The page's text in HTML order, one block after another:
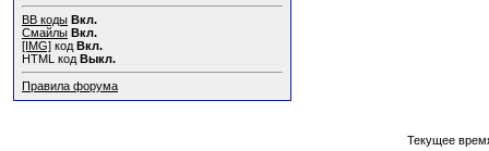
BB коды Вкл.
Смайлы Вкл.
[IMG] код Вкл.
HTML код Выкл.
Правила форума
Текущее